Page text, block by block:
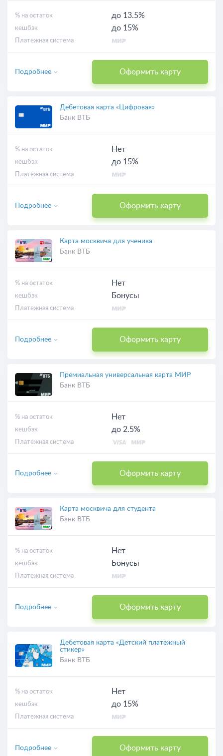
% на остаток до 13.5%
кешбэк до 15%
Платежная система
Оформить карту
Подробнее
Дебетовая карта «Цифровая»
Банк ВТБ
% на остаток Нет
кешбэк до 15%
Платежная система
Оформить карту
Подробнее
Карта москвича для ученика
Банк ВТБ
% на остаток Нет
кешбэк Бонусы
Платежная система
Оформить карту
Подробнее
Премиальная универсальная карта МИР
Банк ВТБ
% на остаток Нет
кешбэк до 2.5%
Платежная система
Оформить карту
Подробнее
Карта москвича для студента
Банк ВТБ
% на остаток Нет
кешбэк Бонусы
Платежная система
Оформить карту
Подробнее
Дебетовая карта «Детский платежный
стикер»
Банк ВТБ
% на остаток Нет
кешбэк до 15%
Платежная система
Оформить карту
Подробнее